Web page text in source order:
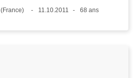
11.10.2011
68 ans